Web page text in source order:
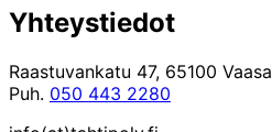
Yhteystiedot
Raastuvankatu 47, 65100 Vaasa
Puh. 050 443 2280